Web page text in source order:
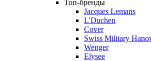
Топ-бренды
Jacques Lemans
L'Duchen
Cover
Swiss Military
Wenger
Elysee